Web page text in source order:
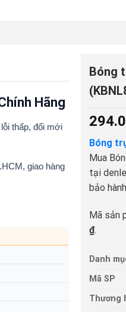
Hãng
thấp, đổi mới
giao hàng
Bóng
Bóng
Mua
tại
bảo
Mã sản
₫.
Danh
Mã SP
Thương